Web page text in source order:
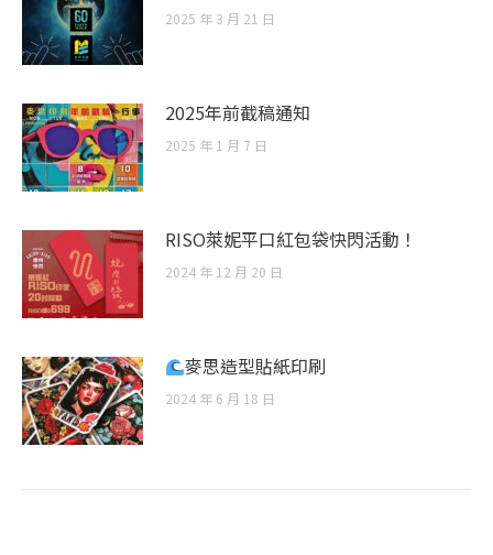
2025 年 3 月 21 日
2025年前截稿通知
2025 年 1 月 7 日
RISO萊妮平口紅包袋快閃活動！
2024 年 12 月 20 日
麥思造型貼紙印刷
2024 年 6 月 18 日